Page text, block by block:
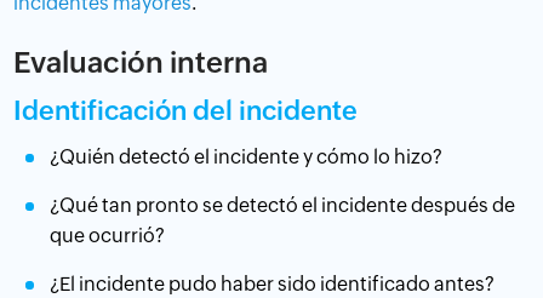
Evaluación interna
Identificación del incidente
¿Quién detectó el incidente y cómo lo hizo?
¿Qué tan pronto se detectó el incidente después de
que ocurrió?
¿El incidente pudo haber sido identificado antes?